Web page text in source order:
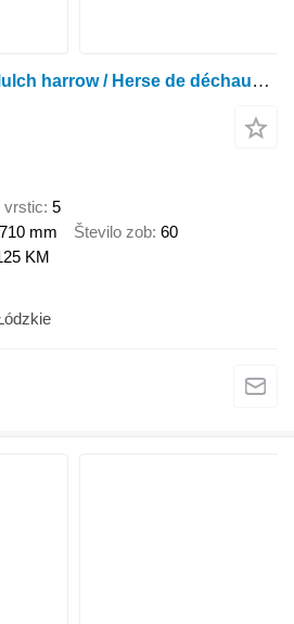
Rol/Ex Mulchegge / Mulch harrow / Herse de déchaumage/ Grada 7,5 m
vrstic 5
710 mm Število zob 60
KM